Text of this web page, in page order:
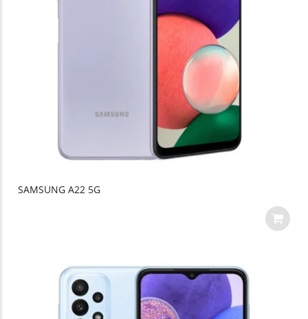
SAMSUNG A22 5G